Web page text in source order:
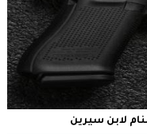
لابن سيرين